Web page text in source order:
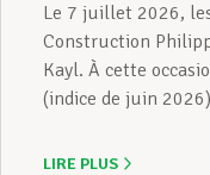
Le 7 juillet 2026,
Construction
Kayl. À cette
(indice de juin
LIRE PLUS